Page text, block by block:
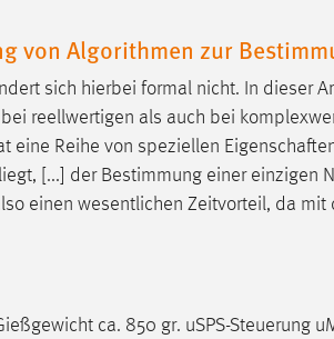
von Algorithmen zur
sich hierbei formal nicht. In dieser
bei reellwertigen als auch bei
eine Reihe von speziellen
[...] der Bestimmung einer einzigen
einen wesentlichen Zeitvorteil, da
ca. 850 gr. uSPS-Steuerung
Limited